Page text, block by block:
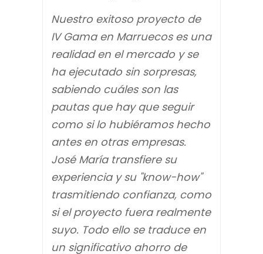
Nuestro exitoso proyecto de
IV Gama en Marruecos es una
realidad en el mercado y se
ha ejecutado sin sorpresas,
sabiendo cuáles son las
pautas que hay que seguir
como si lo hubiéramos hecho
antes en otras empresas.
José María transfiere su
experiencia y su "know-how"
trasmitiendo confianza, como
si el proyecto fuera realmente
suyo. Todo ello se traduce en
un significativo ahorro de